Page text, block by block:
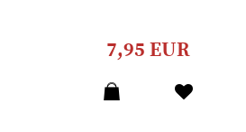
7,95 EUR